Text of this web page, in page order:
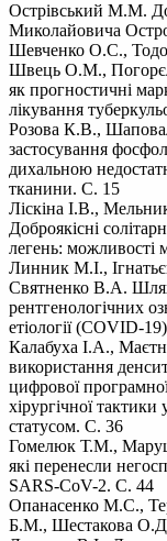
Острівський М.М.
Миколайовича
Шевченко О.С.,
Швець О.М.,
як прогностичні
лікування
Розова К.В.,
застосування
дихальною
тканини. С. 15
Ліскіна І.В.,
Доброякісні
легень: можливості
Линник М.І.,
Святненко В.А.
рентгенологічних
етіології (COVID-
Калабуха І.А.,
використання
цифрової
хірургічної тактики
статусом. С. 36
Гомелюк Т.М.,
які перенесли
SARS-CoV-2. С. 44
Опанасенко М.С.,
Б.М., Шестакова